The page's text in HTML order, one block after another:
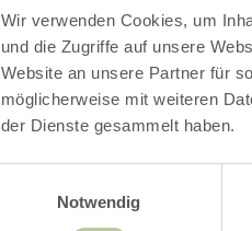
Wir verwenden Cookies, um
und die Zugriffe auf unsere
Website an unsere Partner für
möglicherweise mit weiteren
der Dienste gesammelt haben.
Notwendig